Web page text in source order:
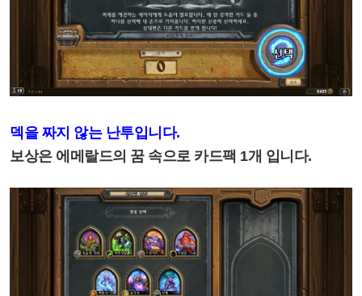
덱을 짜지 않는 난투입니다.
보상은 에메랄드의 꿈 속으로 카드팩 1개 입니다.